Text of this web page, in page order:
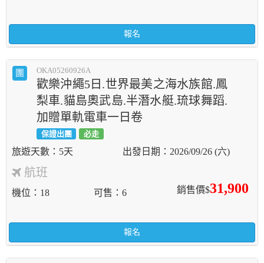
報名
團 OKA05260926A
歡樂沖繩5日.世界最美之海水族館.鳳
梨車.貓島奧武島.半潛水艇.琉球舞蹈.
加贈單軌電車一日卷
保證出團 必走
5天 2026/09/26 (六)
航班
銷售價$31,900
機位 18 可售 6
報名